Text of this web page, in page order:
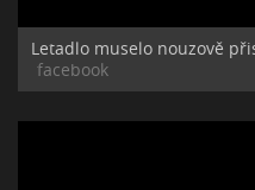
Letadlo muselo nouzově
facebook